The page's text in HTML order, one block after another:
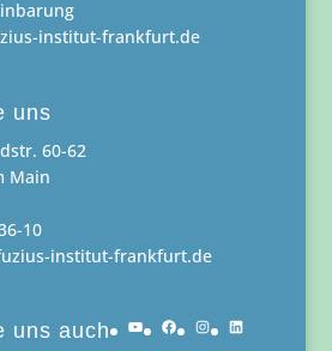
institut-frankfurt.de
uns
60-62
Main
10
institut-frankfurt.de
uns auch YouTubeFacebook
Instagram
LinkedIn